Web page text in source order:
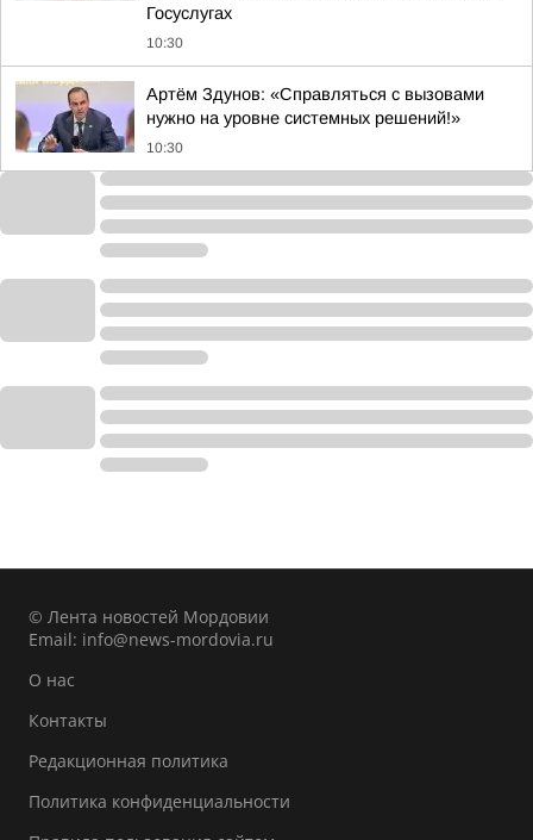
Госуслугах
10:30
Артём Здунов: «Справляться с вызовами
нужно на уровне системных решений!»
10:30
© Лента новостей Мордовии
Email: info@news-mordovia.ru
О нас
Контакты
Редакционная политика
Политика конфиденциальности